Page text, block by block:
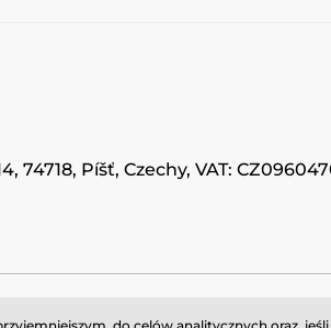
74718, Píšť, Czechy, VAT: